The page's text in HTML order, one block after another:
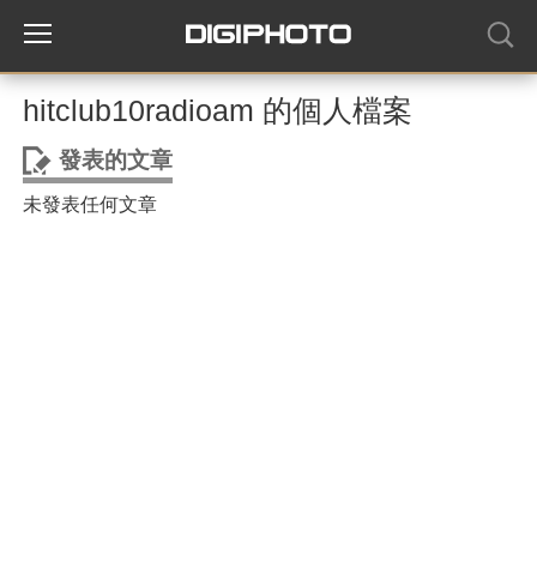
hitclub10radioam 的個人檔案
發表的文章
未發表任何文章